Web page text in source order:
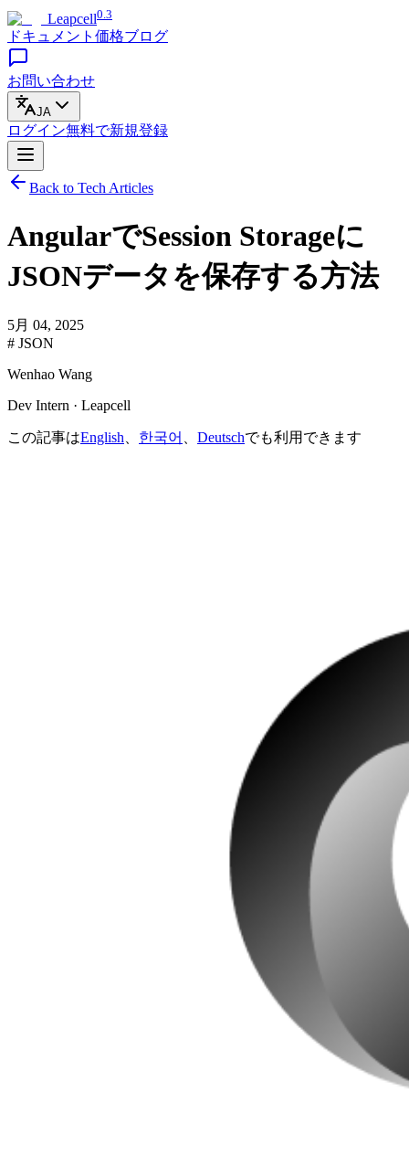
Leapcell0.3
ドキュメント 価格ブログ
お問い合わせ
JA
ログイン無料で新規登録
Back to Tech Articles
AngularでSession Storageに
JSONデータを保存する方法
5月 04, 2025
# JSON
Wenhao Wang
Dev Intern · Leapcell
この記事はEnglish 한국어 Deutschでも利用できます